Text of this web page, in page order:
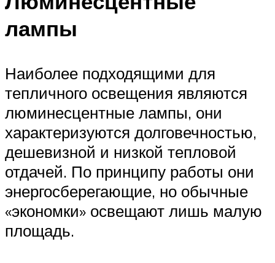
лампы
Наиболее подходящими для
тепличного освещения являются
люминесцентные лампы, они
характеризуются долговечностью,
дешевизной и низкой тепловой
отдачей. По принципу работы они
энергосберегающие, но обычные
«экономки» освещают лишь малую
площадь.